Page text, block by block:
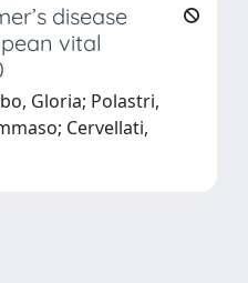
disease
vital
Gloria; Polastri,
Cervellati,